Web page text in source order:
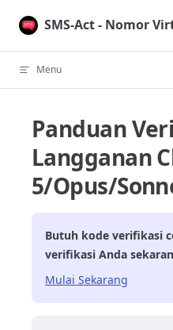
Skip to content
SMS-Act - Nomor
Menu
Panduan
Langganan
5/Opus/
Butuh kode verifikasi
verifikasi Anda
Mulai Sekarang